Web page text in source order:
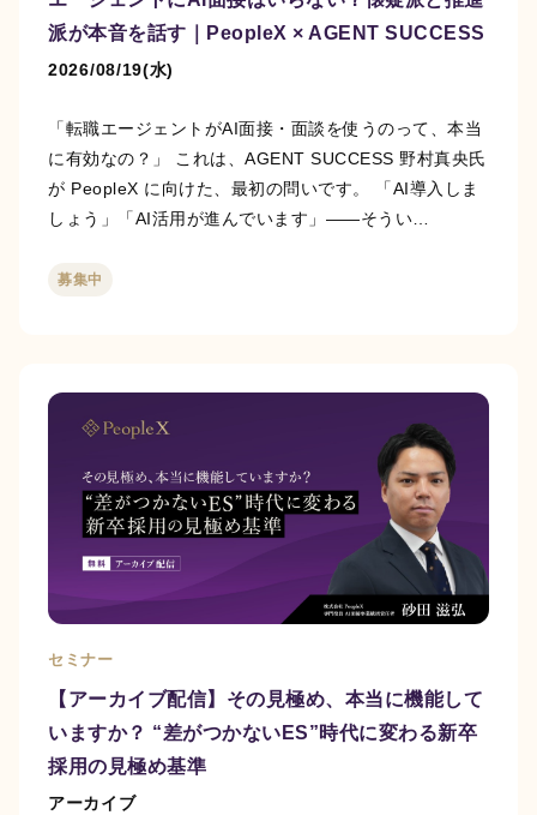
派が本音を話す｜PeopleX × AGENT SUCCESS
2026/08/19(水)
「転職エージェントがAI面接・面談を使うのって、本当
に有効なの？」 これは、AGENT SUCCESS 野村真央氏
が PeopleX に向けた、最初の問いです。 「AI導入しま
しょう」「AI活用が進んでいます」——そうい…
募集中
セミナー
【アーカイブ配信】その見極め、本当に機能して
いますか？ “差がつかないES”時代に変わる新卒
採用の見極め基準
アーカイブ